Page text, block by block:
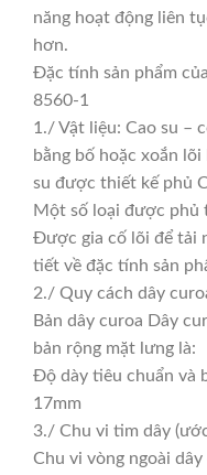
năng hoạt động liên
hơn.
Đặc tính sản phẩm
8560-1
1./ Vật liệu: Cao su –
bằng bố hoặc xoắn
su được thiết kế phủ
Một số loại được phủ
Được gia cố lõi để tải
tiết về đặc tính sản
2./ Quy cách dây
Bản dây curoa Dây
bản rộng mặt lưng là:
Độ dày tiêu chuẩn và
17mm
3./ Chu vi tim dây
Chu vi vòng ngoài